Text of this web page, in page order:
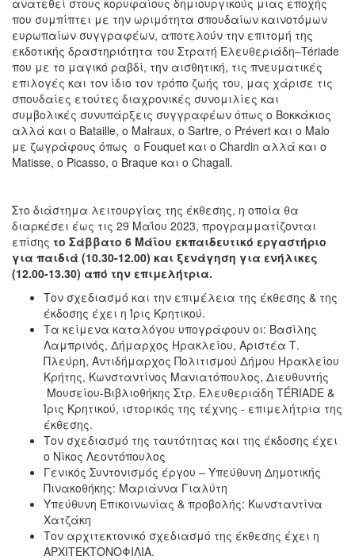
που συμπίπτει με την ωριμότητα σπουδαίων καινοτόμων
ευρωπαίων συγγραφέων, αποτελούν την επιτομή της
εκδοτικής δραστηριότητα του Στρατή Ελευθεριάδη–Tériade
που με το μαγικό ραβδί, την αισθητική, τις πνευματικές
επιλογές και τον ίδιο τον τρόπο ζωής του, μας χάρισε τις
σπουδαίες ετούτες διαχρονικές συνομιλίες και
συμβολικές συνυπάρξεις συγγραφέων όπως ο Βοκκάκιος
αλλά και ο Bataille, ο Malraux, ο Sartre, ο Prévert και ο Malo
με ζωγράφους όπως ο Fouquet και ο Chardin αλλά και ο
Matisse, ο Picasso, ο Braque και ο Chagall.
Στο διάστημα λειτουργίας της έκθεσης, η οποία θα
διαρκέσει έως τις 29 Μαΐου 2023, προγραμματίζονται
επίσης το Σάββατο 6 Μάϊου εκπαιδευτικό εργαστήριο
για παιδιά (10.30-12.00) και ξενάγηση για ενήλικες
(12.00-13.30) από την επιμελήτρια.
Τον σχεδιασμό και την επιμέλεια της έκθεσης & της
έκδοσης έχει η Ίρις Κρητικού.
Τα κείμενα καταλόγου υπογράφουν οι: Βασίλης
Λαμπρινός, Δήμαρχος Ηρακλείου, Αριστέα Τ.
Πλεύρη, Αντιδήμαρχος Πολιτισμού Δήμου Ηρακλείου
Κρήτης, Κωνσταντίνος Μανιατόπουλος, Διευθυντής
Μουσείου-Βιβλιοθήκης Στρ. Ελευθεριάδη TÉRIADE &
Ίρις Κρητικού, ιστορικός της τέχνης - επιμελήτρια της
έκθεσης.
Τον σχεδιασμό της ταυτότητας και της έκδοσης έχει
ο Νίκος Λεοντόπουλος
Γενικός Συντονισμός έργου – Υπεύθυνη Δημοτικής
Πινακοθήκης: Μαριάννα Γιαλύτη
Υπεύθυνη Επικοινωνίας & προβολής: Κωνσταντίνα
Χατζάκη
Τον αρχιτεκτονικό σχεδιασμό της έκθεσης έχει η
ΑΡΧΙΤΕΚΤΟΝΟΦΙΛΙΑ.